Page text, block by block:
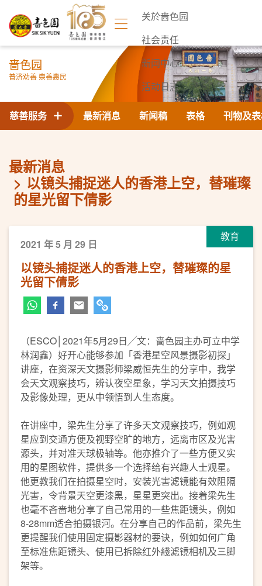
关於啬色园
社会责任
新闻中心
活动日志
联络我们
啬色园
普济劝善 崇善惠民
最新消息 新闻稿 表格 刊物及
慈善服务
最新消息
以镜头捕捉迷人的香港上空，替璀璨
的星光留下倩影
教育
2021 年 5 月 29 日
以镜头捕捉迷人的香港上空，替璀璨的星
光留下倩影
（ESCO│2021年5月29日╱文：啬色园主办可立中学
林润鑫）好开心能够参加「香港星空风景摄影初探」
讲座，在资深天文摄影师梁威恒先生的分享中，我学
会天文观察技巧，辨认夜空星象，学习天文拍摄技巧
及影像处理，更从中领悟到人生态度。
在讲座中，梁先生分享了许多天文观察技巧，例如观
星应到交通方便及视野空旷的地方，远离市区及光害
源头，并对准天球极轴等。他亦推介了一些方便又实
用的星图软件，提供多一个选择给有兴趣人士观星。
他更教我们在拍摄星空时，安装光害滤镜能有效阻隔
光害，令背景天空更漆黑，星星更突出。接着梁先生
也毫不吝啬地分享了自己常用的一些焦距镜头，例如
8-28mm适合拍摄银河。在分享自己的作品前，梁先生
更提醒我们使用固定摄影器材的要诀，例如如何广角
至标准焦距镜头、使用已拆除红外綫滤镜相机及三脚
架等。